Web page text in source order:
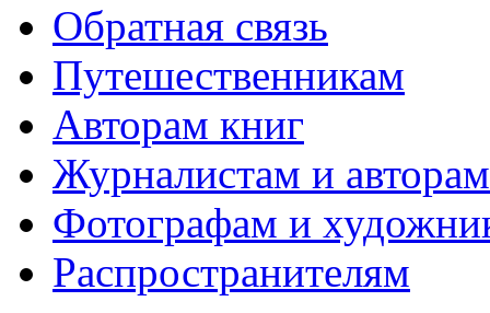
Обратная связь
Путешественникам
Авторам книг
Журналистам и авторам
Фотографам и
Распространителям